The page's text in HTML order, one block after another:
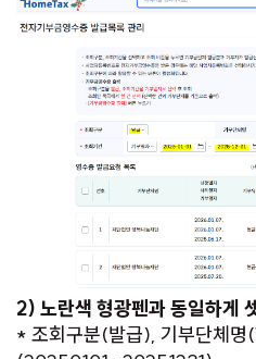
2) 노란색 형광펜과 동일하게
* 조회구분(발급), 기부단체명